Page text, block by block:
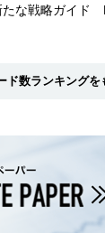
たな戦略ガイド
ド数ランキングを